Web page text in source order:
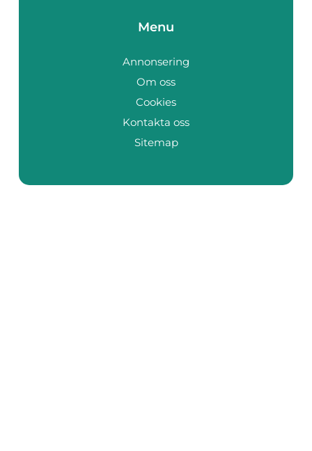
Menu
Annonsering
Om oss
Cookies
Kontakta oss
Sitemap